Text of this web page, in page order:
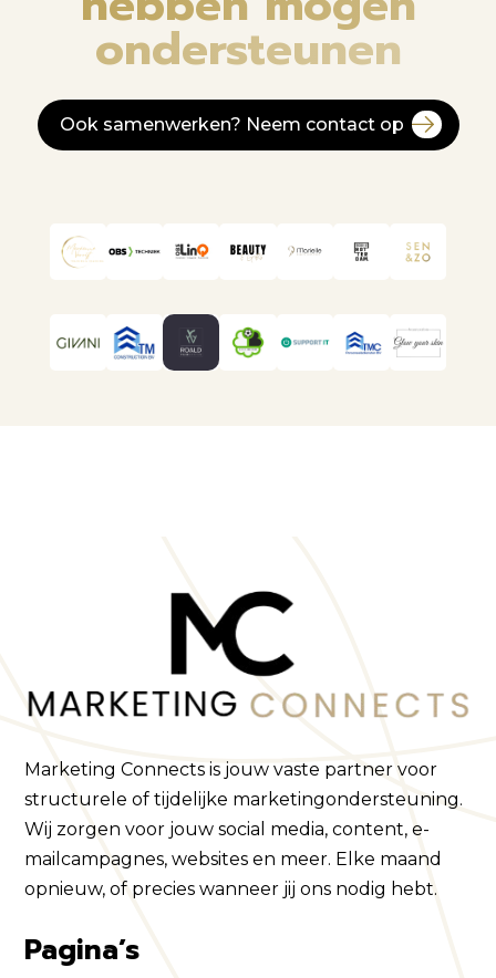
ondersteunen
Ook samenwerken? Neem contact op
Marketing Connects is jouw vaste partner voor
structurele of tijdelijke marketingondersteuning.
Wij zorgen voor jouw social media, content, e-
mailcampagnes, websites en meer. Elke maand
opnieuw, of precies wanneer jij ons nodig hebt.
Pagina’s